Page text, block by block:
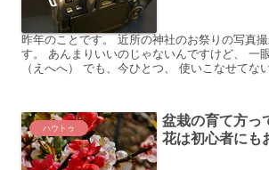
昨年のことです。 近所の神社のお祭りの写真
す。 あんまりいいのじゃないんですけど、 一
（えへへ） でも、今ひとつ、 使いこなせてな
ハウトゥ
盆栽の育て方っ
花は初心者にも